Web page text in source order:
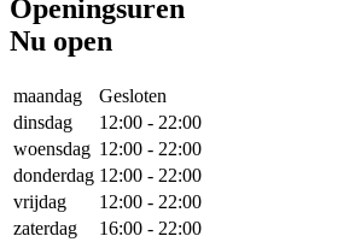
Openingsuren
Nu open
maandag
Gesloten
dinsdag
12:00 - 22:00
woensdag 12:00 - 22:00
donderdag 12:00 - 22:00
vrijdag
12:00 - 22:00
zaterdag
16:00 - 22:00